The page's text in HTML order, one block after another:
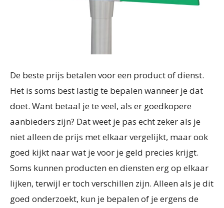
De beste prijs betalen voor een product of dienst.
Het is soms best lastig te bepalen wanneer je dat
doet. Want betaal je te veel, als er goedkopere
aanbieders zijn? Dat weet je pas echt zeker als je
niet alleen de prijs met elkaar vergelijkt, maar ook
goed kijkt naar wat je voor je geld precies krijgt.
Soms kunnen producten en diensten erg op elkaar
lijken, terwijl er toch verschillen zijn. Alleen als je dit
goed onderzoekt, kun je bepalen of je ergens de